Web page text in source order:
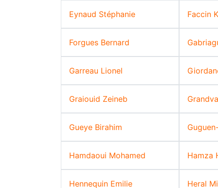
Eynaud Stéphanie Faccin
Forgues Bernard
Garreau Lionel
Graiouid Zeineb
Gueye Birahim
Hamdaoui Mohamed Hamza
Hennequin Emilie Heral